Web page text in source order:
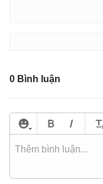
0 Bình luận